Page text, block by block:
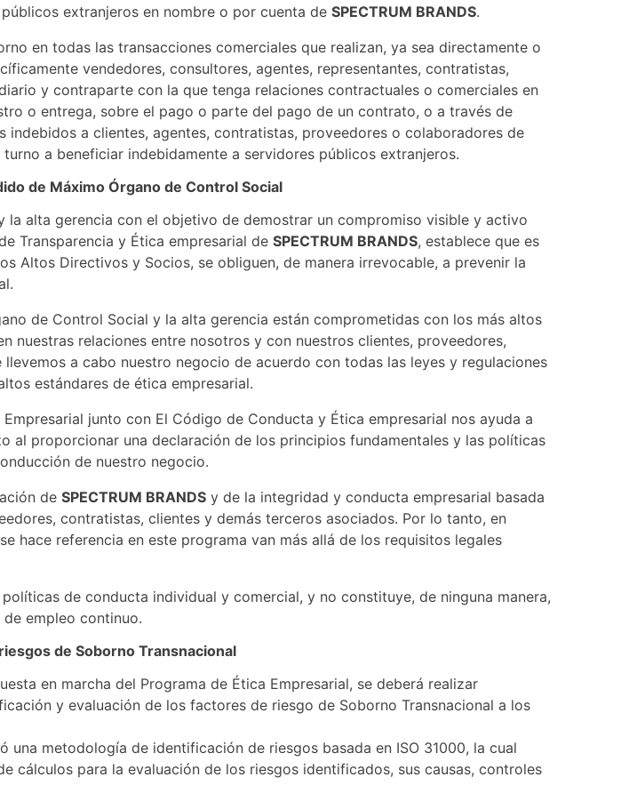
extranjeros en nombre o por cuenta de SPECTRUM BRANDS.
en todas las transacciones comerciales que realizan, ya sea directamente o
vendedores, consultores, agentes, representantes, contratistas,
y contraparte con la que tenga relaciones contractuales o comerciales en
o entrega, sobre el pago o parte del pago de un contrato, o a través de
indebidos a clientes, agentes, contratistas, proveedores o colaboradores de
a beneficiar indebidamente a servidores públicos extranjeros.
de Máximo Órgano de Control Social
la alta gerencia con el objetivo de demostrar un compromiso visible y activo
Transparencia y Ética empresarial de SPECTRUM BRANDS, establece que es
Altos Directivos y Socios, se obliguen, de manera irrevocable, a prevenir la
de Control Social y la alta gerencia están comprometidas con los más altos
nuestras relaciones entre nosotros y con nuestros clientes, proveedores,
a cabo nuestro negocio de acuerdo con todas las leyes y regulaciones
estándares de ética empresarial.
junto con El Código de Conducta y Ética empresarial nos ayuda a
al proporcionar una declaración de los principios fundamentales y las políticas
de nuestro negocio.
de SPECTRUM BRANDSy de la integridad y conducta empresarial basada
contratistas, clientes y demás terceros asociados. Por lo tanto, en
hace referencia en este programa van más allá de los requisitos legales
de conducta individual y comercial, y no constituye, de ninguna manera,
empleo continuo.
de Soborno Transnacional
en marcha del Programa de Ética Empresarial, se deberá realizar
y evaluación de los factores de riesgo de Soborno Transnacional a los
una metodología de identificación de riesgos basada en ISO 31000, la cual
cálculos para la evaluación de los riesgos identificados, sus causas, controles